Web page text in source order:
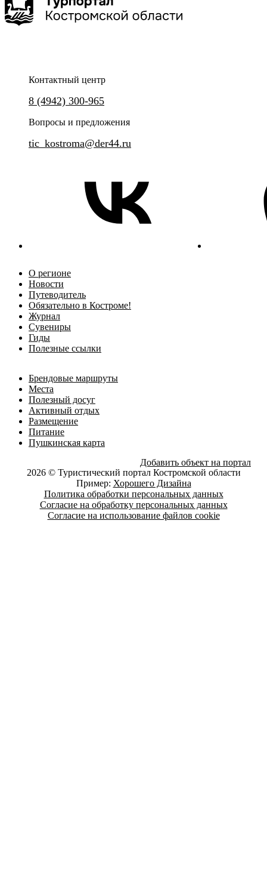
Контактный центр
8 (4942) 300-965
Вопросы и предложения
tic_kostroma@der44.ru
О регионе
Новости
Путеводитель
Обязательно в Костроме!
Журнал
Сувениры
Гиды
Полезные ссылки
Брендовые маршруты
Места
Полезный досуг
Активный отдых
Размещение
Питание
Пушкинская карта
Добавить объект на портал
2026 © Туристический портал Костромской области
Пример: Хорошего Дизайна
Политика обработки персональных данных
Согласие на обработку персональных данных
Согласие на использование файлов cookie